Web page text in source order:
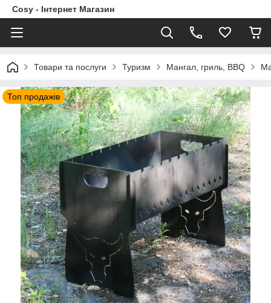
Cosy - Інтернет Магазин
Товари та послуги Туризм Мангал, гриль, BBQ
Топ продажів